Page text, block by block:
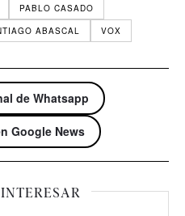
PABLO CASADO
ABASCAL VOX
de Whatsapp
Google News